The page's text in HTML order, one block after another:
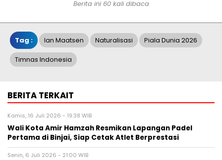
Berita ini 60 kali dibaca
Tag : Ian Maatsen Naturalisasi Piala Dunia 2026
Timnas Indonesia
BERITA TERKAIT
Kamis, 16 Juli 2026 - 19:38 WIB
Wali Kota Amir Hamzah Resmikan Lapangan Padel
Pertama di Binjai, Siap Cetak Atlet Berprestasi
Senin, 6 Juli 2026 - 21:00 WIB